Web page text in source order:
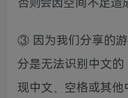
否则会因空间不足造
③ 因为我们分享的
分是无法识别中文
现中文、空格或其